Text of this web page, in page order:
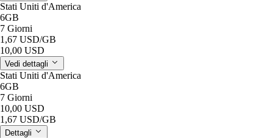
Stati Uniti d'America
6GB
7 Giorni
1,67 USD/GB
10,00 USD
Vedi dettagli
Stati Uniti d'America
6GB
7 Giorni
10,00 USD
1,67 USD/GB
Dettagli